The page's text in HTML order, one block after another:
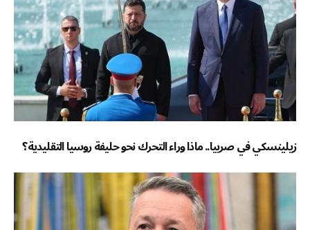
زيلينسكي في صربيا.. ماذا وراء التحرك نحو حليفة روسيا التقليدية؟